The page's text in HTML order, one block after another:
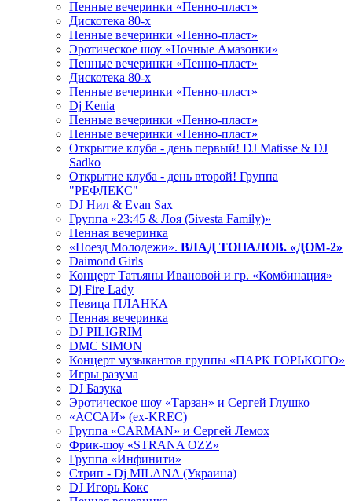
Пенные вечеринки «Пенно-пласт»
Дискотека 80-х
Пенные вечеринки «Пенно-пласт»
Эротическое шоу «Ночные Амазонки»
Пенные вечеринки «Пенно-пласт»
Дискотека 80-х
Пенные вечеринки «Пенно-пласт»
Dj Kenia
Пенные вечеринки «Пенно-пласт»
Пенные вечеринки «Пенно-пласт»
Открытие клуба - день первый! DJ Matisse & DJ
Sadko
Открытие клуба - день второй! Группа
"РЕФЛЕКС"
DJ Нил & Evan Sax
Группа «23:45 & Лоя (5ivesta Family)»
Пенная вечеринка
«Поезд Молодежи». ВЛАД ТОПАЛОВ. «ДОМ-2»
Daimond Girls
Концерт Татьяны Ивановой и гр. «Комбинация»
Dj Fire Lady
Певица ПЛАНКА
Пенная вечеринка
DJ PILIGRIM
DMC SIMON
Концерт музыкантов группы «ПАРК ГОРЬКОГО»
Игры разума
DJ Базука
Эротическое шоу «Тарзан» и Сергей Глушко
«АССАИ» (ex-KREC)
Группа «CARMAN» и Сергей Лемох
Фрик-шоу «STRANA OZZ»
Группа «Инфинити»
Стрип - Dj MILANA (Украина)
DJ Игорь Кокс